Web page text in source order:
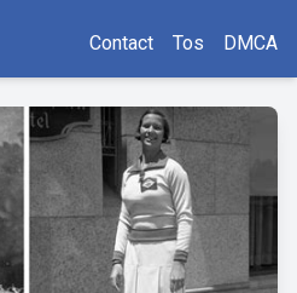
Contact Tos DMCA